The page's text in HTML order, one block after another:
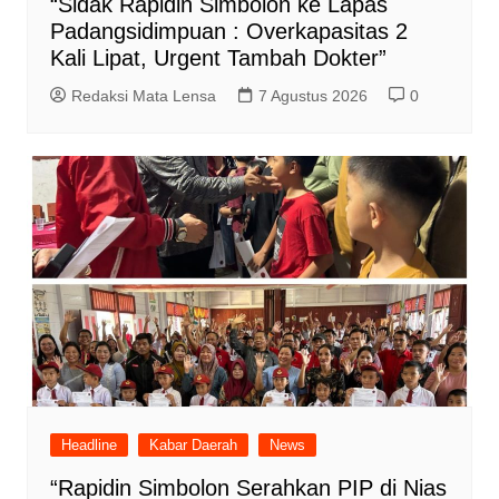
Padangsidimpuan : Overkapasitas 2
Kali Lipat, Urgent Tambah Dokter”
Redaksi Mata Lensa 7 Agustus 2026 0
Headline Kabar Daerah News
“Rapidin Simbolon Serahkan PIP di Nias